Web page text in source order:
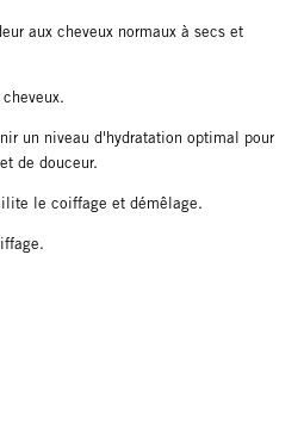
aux cheveux normaux à secs et
un niveau d'hydratation optimal pour
de douceur.
le coiffage et démêlage.